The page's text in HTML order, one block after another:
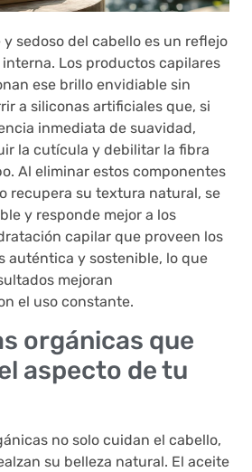
sedoso del cabello es un reflejo
Los productos capilares
ese brillo envidiable sin
a siliconas artificiales que, si
inmediata de suavidad,
la cutícula y debilitar la fibra
Al eliminar estos componentes
recupera su textura natural, se
y responde mejor a los
capilar que proveen los
auténtica y sostenible, lo que
mejoran
el uso constante.
orgánicas que
aspecto de tu
no solo cuidan el cabello,
su belleza natural. El aceite